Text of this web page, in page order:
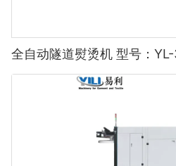
全自动隧道熨烫机 型号：